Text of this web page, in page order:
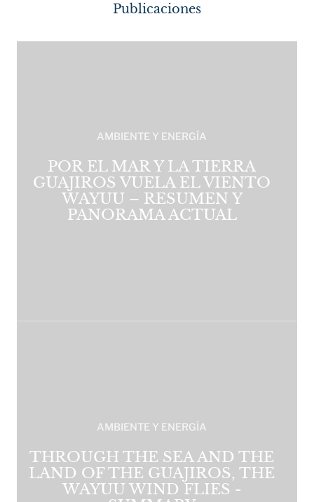
Publicaciones
AMBIENTE Y ENERGÍA
POR EL MAR Y LA TIERRA
GUAJIROS VUELA EL VIENTO
WAYUU – RESUMEN Y
PANORAMA ACTUAL
AMBIENTE Y ENERGÍA
THROUGH THE SEA AND THE
LAND OF THE GUAJIROS, THE
WAYUU WIND FLIES -